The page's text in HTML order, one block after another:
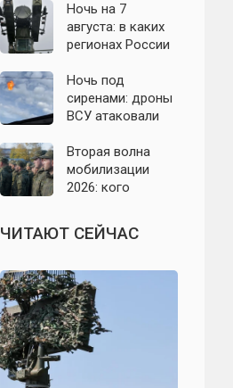
Ленинградскую
область: что
известно к 7
Ночь на 7
августа: в каких
регионах России
атаки БПЛА и
какие аэропорты
вводили
Ночь под
сиренами: дроны
ВСУ атаковали
Евпаторию и
район Сакской
ТЭС
Вторая волна
мобилизации
2026: кого
ли реальные
признаки
ЧИТАЮТ СЕЙЧАС